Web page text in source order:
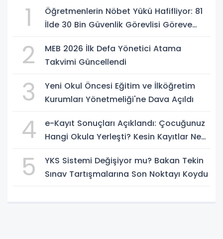
1
Öğretmenlerin Nöbet Yükü Hafifliyor: 81
İlde 30 Bin Güvenlik Görevlisi Göreve
2
MEB 2026 İlk Defa Yönetici Atama
Takvimi Güncellendi
3
Yeni Okul Öncesi Eğitim ve İlköğretim
Kurumları Yönetmeliği'ne Dava Açıldı
4
e-Kayıt Sonuçları Açıklandı: Çocuğunuz
Hangi Okula Yerleşti? Kesin Kayıtlar Ne
5
YKS Sistemi Değişiyor mu? Bakan Tekin
Sınav Tartışmalarına Son Noktayı Koydu